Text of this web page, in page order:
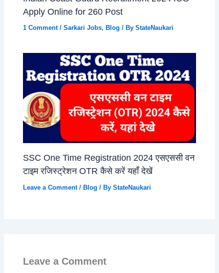
Apply Online for 260 Post
1 Comment /Sarkari Jobs, Blog / ByStateNaukari
SSC One Time Registration 2024 एसएससी वन
टाइम रजिस्ट्रेशन OTR कैसे करें यहाँ देखें
Leave a Comment /Blog / ByStateNaukari
Leave a Comment